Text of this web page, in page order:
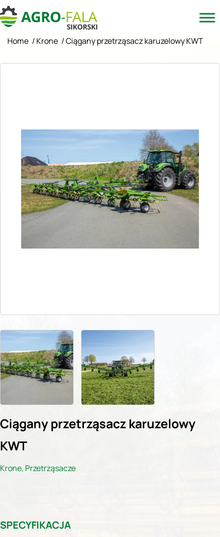
Home / Krone /Ciągany przetrząsacz karuzelowy KWT
Ciągany przetrząsacz karuzelowy
KWT
Krone, Przetrząsacze
SPECYFIKACJA